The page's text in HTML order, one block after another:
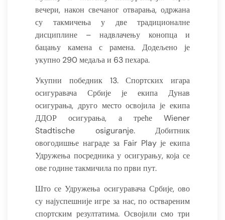
вечери, након свечаног отварања, одржана
су такмичења у две традиционалне
дисциплине – надвлачењу конопца и
бацању камена с рамена. Додељено је
укупно 290 медаља и 63 пехара.
Укупни победник 13. Спортских игара
осигуравача Србије је екипа Дунав
осигурања, друго место освојила је екипа
ДДОР осигурања, а треће Wiener
Stadtische osiguranje. Добитник
овогодишње награде за Fair Play је екипа
Удружења посредника у осигурању, која се
ове године такмичила по први пут.
Што се Удружења осигуравача Србије, ово
су најуспешније игре за нас, по оствареним
спортским резултатима. Освојили смо три